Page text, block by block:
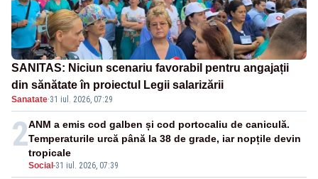
SANITAS: Niciun scenariu favorabil pentru angajații
din sănătate în proiectul Legii salarizării
Sanatate·31 iul. 2026, 07:29
2
Social -31 iul. 2026, 07:39
ANM a emis cod galben și cod portocaliu de caniculă.
Temperaturile urcă până la 38 de grade, iar nopțile devin
tropicale